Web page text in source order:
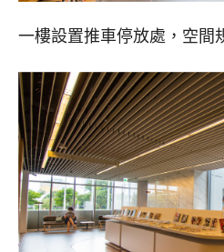
一樓設置推車停放處，空間